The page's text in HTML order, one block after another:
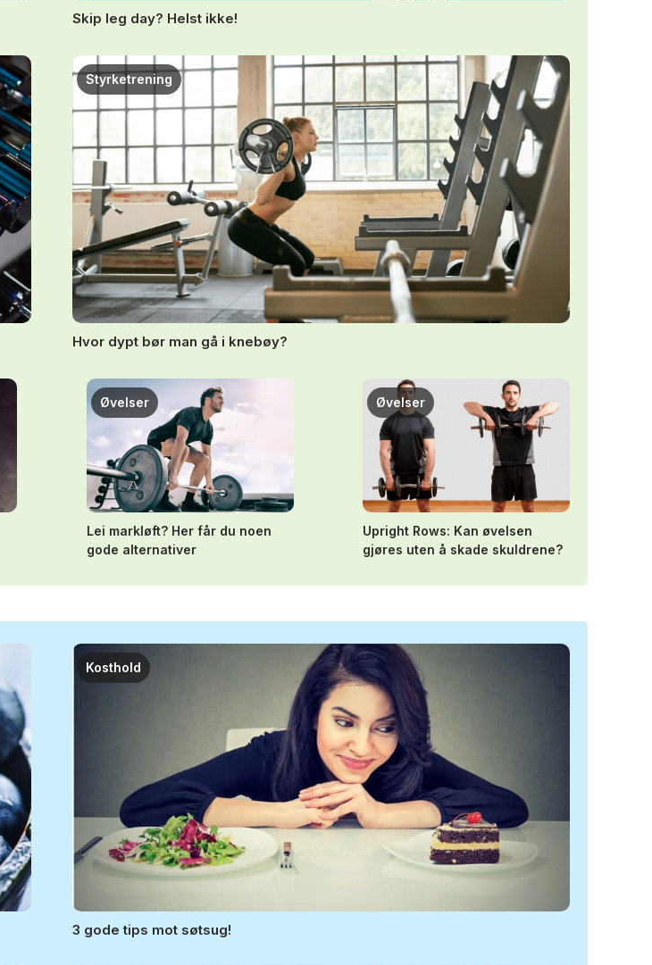
Skip leg day? Helst ikke!
Hvor dypt bør man gå i knebøy?
Styrketrening
Lei markløft? Her får du noen
gode alternativer
Øvelser
Upright Rows: Kan øvelsen
gjøres uten å skade skuldrene?
Øvelser
3 gode tips mot søtsug!
Kosthold